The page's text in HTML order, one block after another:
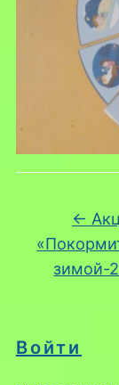
Войти
←
зимой-